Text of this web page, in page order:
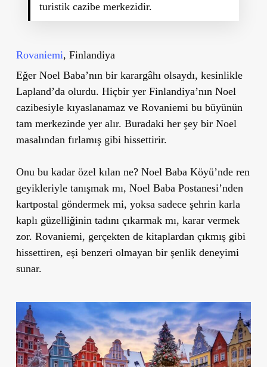
turistik cazibe merkezidir.
Rovaniemi, Finlandiya
Eğer Noel Baba’nın bir karargâhı olsaydı, kesinlikle
Lapland’da olurdu. Hiçbir yer Finlandiya’nın Noel
cazibesiyle kıyaslanamaz ve Rovaniemi bu büyünün
tam merkezinde yer alır. Buradaki her şey bir Noel
masalından fırlamış gibi hissettirir.
Onu bu kadar özel kılan ne? Noel Baba Köyü’nde ren
geyikleriyle tanışmak mı, Noel Baba Postanesi’nden
kartpostal göndermek mi, yoksa sadece şehrin karla
kaplı güzelliğinin tadını çıkarmak mı, karar vermek
zor. Rovaniemi, gerçekten de kitaplardan çıkmış gibi
hissettiren, eşi benzeri olmayan bir şenlik deneyimi
sunar.